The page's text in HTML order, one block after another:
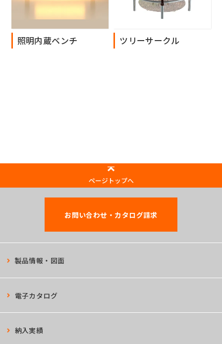
照明内蔵ベンチ ツリーサークル
ページトップへ
製品情報・図面
電子カタログ
納入実績
お問い合わせ・カタログ請求